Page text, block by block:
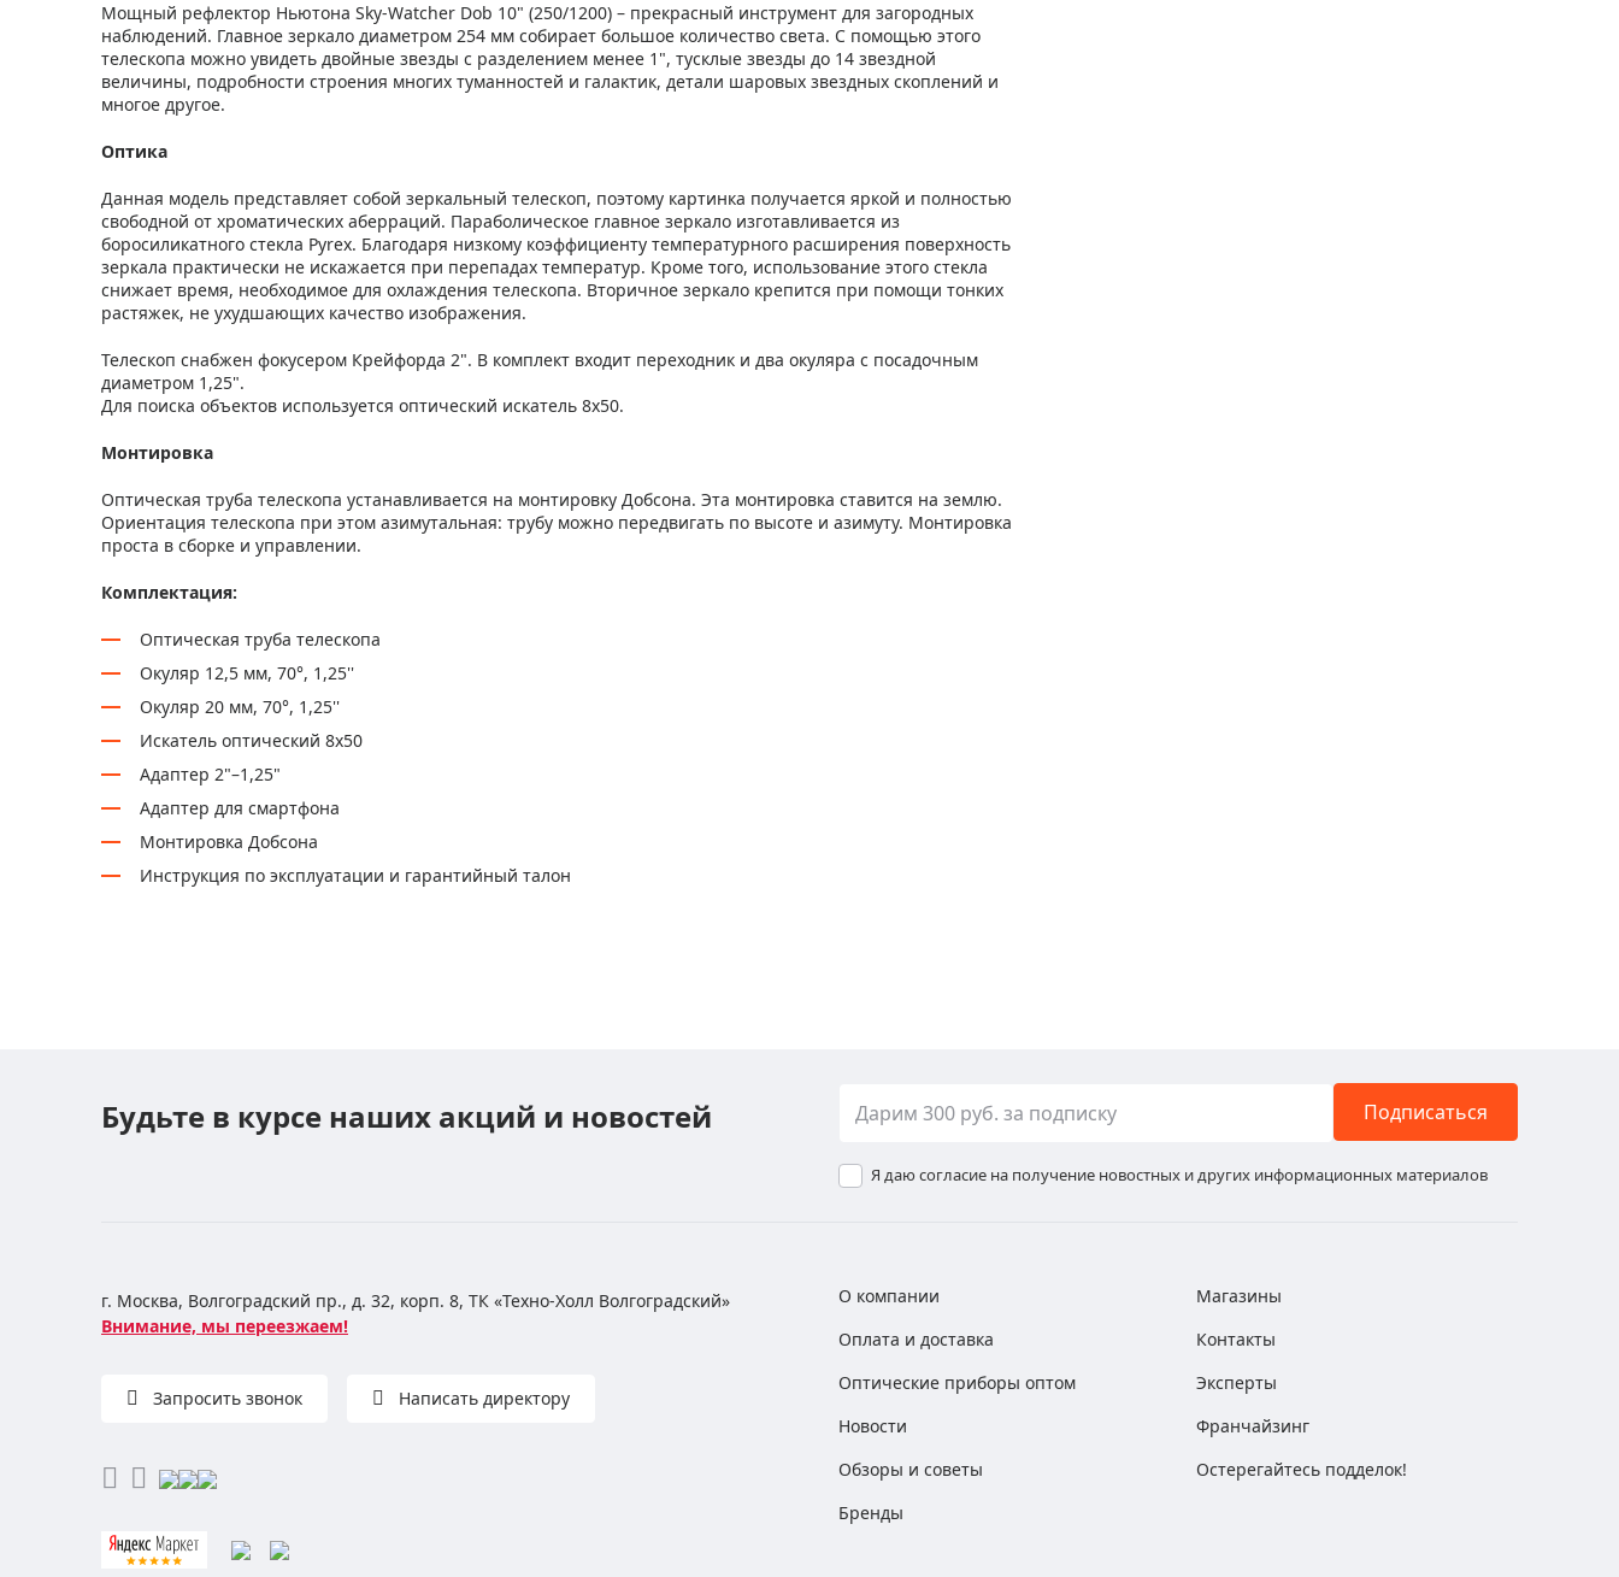
Мощный рефлектор Ньютона Sky-Watcher Dob 10" (250/1200) – прекрасный инструмент для загородных
наблюдений. Главное зеркало диаметром 254 мм собирает большое количество света. С помощью этого
телескопа можно увидеть двойные звезды с разделением менее 1", тусклые звезды до 14 звездной
величины, подробности строения многих туманностей и галактик, детали шаровых звездных скоплений и
многое другое.
Оптика
Данная модель представляет собой зеркальный телескоп, поэтому картинка получается яркой и полностью
свободной от хроматических аберраций. Параболическое главное зеркало изготавливается из
боросиликатного стекла Pyrex. Благодаря низкому коэффициенту температурного расширения поверхность
зеркала практически не искажается при перепадах температур. Кроме того, использование этого стекла
снижает время, необходимое для охлаждения телескопа. Вторичное зеркало крепится при помощи тонких
растяжек, не ухудшающих качество изображения.
Телескоп снабжен фокусером Крейфорда 2". В комплект входит переходник и два окуляра с посадочным
диаметром 1,25".
Для поиска объектов используется оптический искатель 8x50.
Монтировка
Оптическая труба телескопа устанавливается на монтировку Добсона. Эта монтировка ставится на землю.
Ориентация телескопа при этом азимутальная: трубу можно передвигать по высоте и азимуту. Монтировка
проста в сборке и управлении.
Комплектация:
Оптическая труба телескопа
Окуляр 12,5 мм, 70°, 1,25''
Окуляр 20 мм, 70°, 1,25''
Искатель оптический 8x50
Адаптер 2"–1,25"
Адаптер для смартфона
Монтировка Добсона
Инструкция по эксплуатации и гарантийный талон
Будьте в курсе наших акций и новостей Подписаться
Я даю согласие на получение новостных и других информационных материалов
г. Москва, Волгоградский пр., д. 32, корп. 8, ТК «Техно-Холл Волгоградский»
Внимание, мы переезжаем!
Запросить звонок Написать директору
О компании
Оплата и доставка
Оптические приборы оптом
Новости
Обзоры и советы
Бренды
Магазины
Контакты
Эксперты
Франчайзинг
Остерегайтесь подделок!